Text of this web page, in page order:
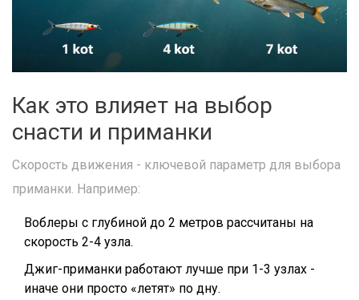
Как это влияет на выбор
снасти и приманки
Скорость движения - ключевой параметр для выбора
приманки. Например:
Воблеры с глубиной до 2 метров рассчитаны на
скорость 2-4 узла.
Джиг-приманки работают лучше при 1-3 узлах -
иначе они просто «летят» по дну.